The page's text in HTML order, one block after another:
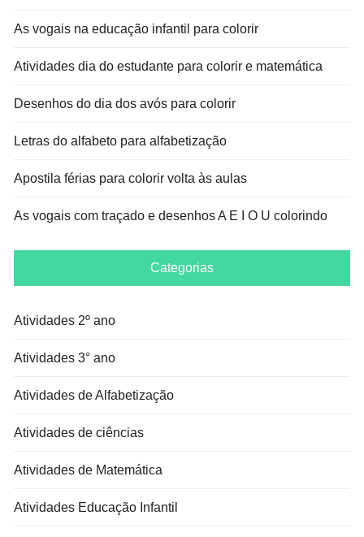
As vogais na educação infantil para colorir
Atividades dia do estudante para colorir e matemática
Desenhos do dia dos avós para colorir
Letras do alfabeto para alfabetização
Apostila férias para colorir volta às aulas
As vogais com traçado e desenhos A E I O U colorindo
Categorias
Atividades 2º ano
Atividades 3° ano
Atividades de Alfabetização
Atividades de ciências
Atividades de Matemática
Atividades Educação Infantil